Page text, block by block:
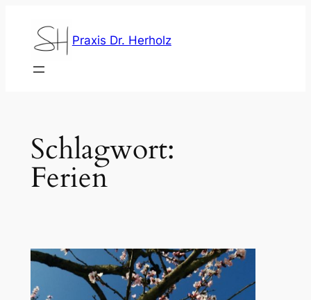
springen
Praxis Dr. Herholz
Schlagwort:
Ferien